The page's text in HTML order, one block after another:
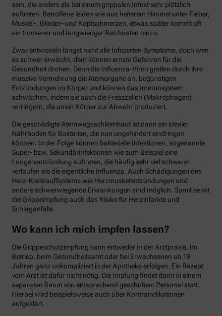
sein, die anders als bei einem grippalen Infekt sehr plötzlich
auftreten. Betroffene leiden wie aus heiterem Himmel unter Fieber,
Muskel-, Glieder- und Kopfschmerzen, etwas später kommt oft
ein trockener und langwieriger Reizhusten hinzu.
Zwar entwickeln längst nicht alle Infizierten Symptome, doch wen
es schwer erwischt, dem können ernste Gefahren für die
Gesundheit drohen. Denn die Influenza-Viren greifen durch ihre
massive Vermehrung die Atemorgane an, begünstigen
Entzündungen im Körper und können das Immunsystem
schwächen, indem sie auch die Fresszellen (Makrophagen)
verringern, die unser Körper zur Abwehr produziert.
Die geschädigte Atemwegsschleimhaut ist dann ein idealer
Nährboden für Bakterien, die nun ungehindert eindringen
können. In der Folge können bakterielle Infektionen, sogenannte
Super- bzw. Sekundärinfektionen wie zum Beispiel eine
Lungenentzündung auftreten, die häufig sehr viel schwerer
verlaufen als die eigentliche Influenza. Auch Schädigungen des
Herz-KreislaufSystems wie Herzmuskelentzündungen und
andere schwerwiegende Erkrankungen sind möglich. Somit senkt
die Grippeimpfung auch das Risiko für Herzinfarkte und
Schlaganfälle.
Wo kann ich mich impfen lassen?
Die Grippeschutzimpfung kann entweder in der Arztpraxis, im
Betrieb, beim Gesundheitsamt oder bei Erwachsenen ab 18
Jahren ganz unkompliziert in der Apotheke erfolgen. Ein Rezept
vom Arzt ist dafür nicht nötig. Die Impfung findet dann in einem
separaten Raum von entsprechend geschultem Personal statt.
Hierbei wird beispielsweise auch über Kontraindikationen
aufgeklärt.